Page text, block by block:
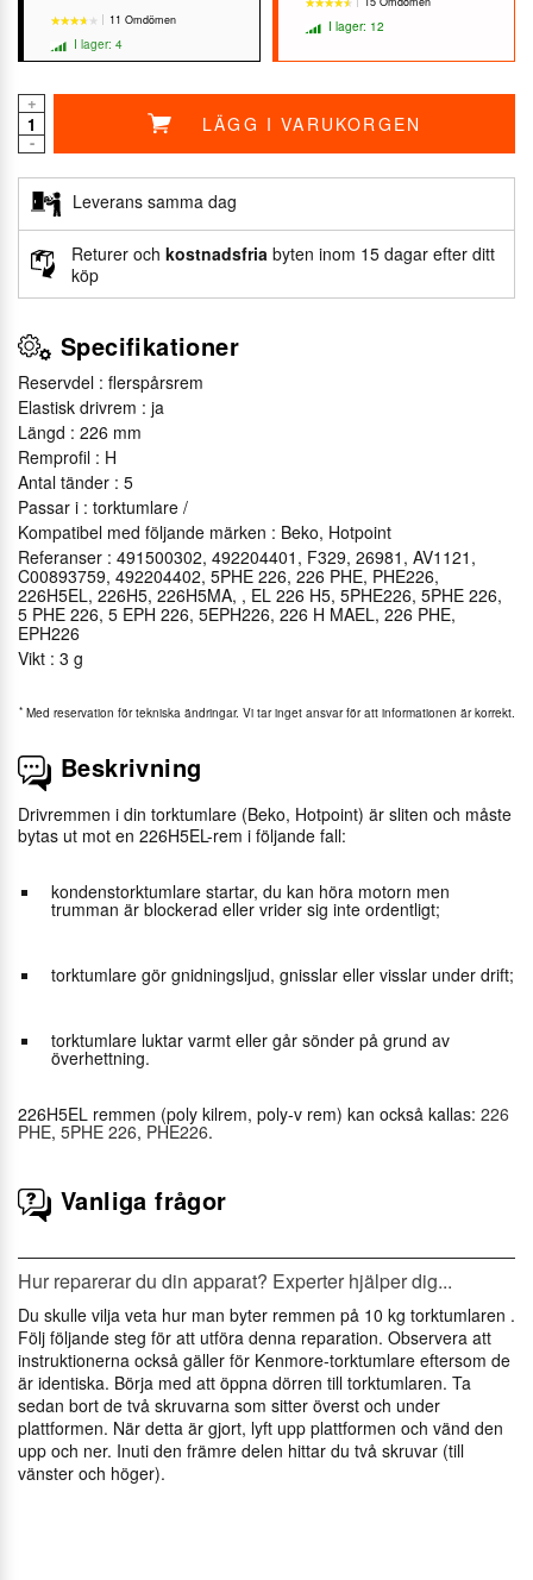
11 Omdömen
I lager: 4
★★★★★
★★★★★
I lager: 12
+
-
LÄGG I VARUKORGEN
Leverans samma dag
Returer ochkostnadsfria byten inom 15 dagar efter ditt
köp
Specifikationer
Reservdel : flerspårsrem
Elastisk drivrem : ja
Längd : 226 mm
Remprofil : H
Antal tänder : 5
Passar i : torktumlare /
Kompatibel med följande märken : Beko, Hotpoint
Referanser : 491500302, 492204401, F329, 26981, AV1121,
C00893759, 492204402, 5PHE 226, 226 PHE, PHE226,
226H5EL, 226H5, 226H5MA, , EL 226 H5, 5PHE226, 5PHE 226,
5 PHE 226, 5 EPH 226, 5EPH226, 226 H MAEL, 226 PHE,
EPH226
Vikt : 3 g
* Med reservation för tekniska ändringar. Vi tar inget ansvar för att informationen är korrekt.
Beskrivning
Drivremmen i din torktumlare (Beko, Hotpoint) är sliten och måste
bytas ut mot en 226H5EL-rem i följande fall:
kondenstorktumlare startar, du kan höra motorn men
trumman är blockerad eller vrider sig inte ordentligt;
torktumlare gör gnidningsljud, gnisslar eller visslar under drift;
torktumlare luktar varmt eller går sönder på grund av
överhettning.
226H5EL remmen (poly kilrem, poly-v rem) kan också kallas: 226
PHE, 5PHE 226, PHE226.
Vanliga frågor
Hur reparerar du din apparat? Experter hjälper dig...
Du skulle vilja veta hur man byter remmen på 10 kg torktumlaren .
Följ följande steg för att utföra denna reparation. Observera att
instruktionerna också gäller för Kenmore-torktumlare eftersom de
är identiska. Börja med att öppna dörren till torktumlaren. Ta
sedan bort de två skruvarna som sitter överst och under
plattformen. När detta är gjort, lyft upp plattformen och vänd den
upp och ner. Inuti den främre delen hittar du två skruvar (till
vänster och höger).